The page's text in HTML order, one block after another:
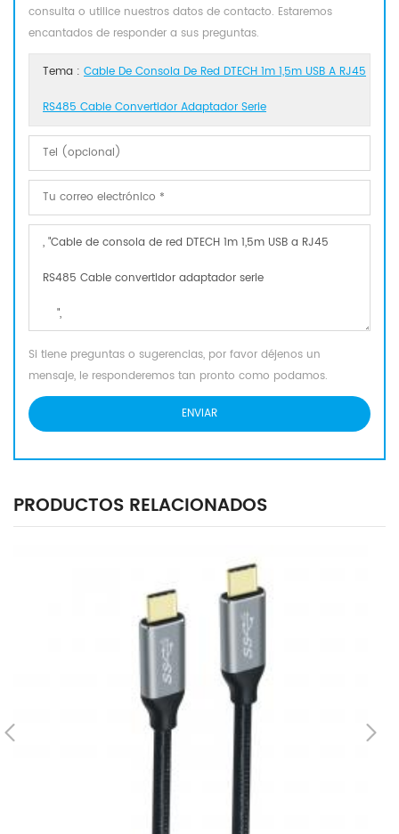
consulta o utilice nuestros datos de contacto. Estaremos
encantados de responder a sus preguntas.
Tema : Cable De Consola De Red DTECH 1m 1,5m USB A RJ45
RS485 Cable Convertidor Adaptador Serie
Si tiene preguntas o sugerencias, por favor déjenos un
mensaje, le responderemos tan pronto como podamos.
PRODUCTOS RELACIONADOS